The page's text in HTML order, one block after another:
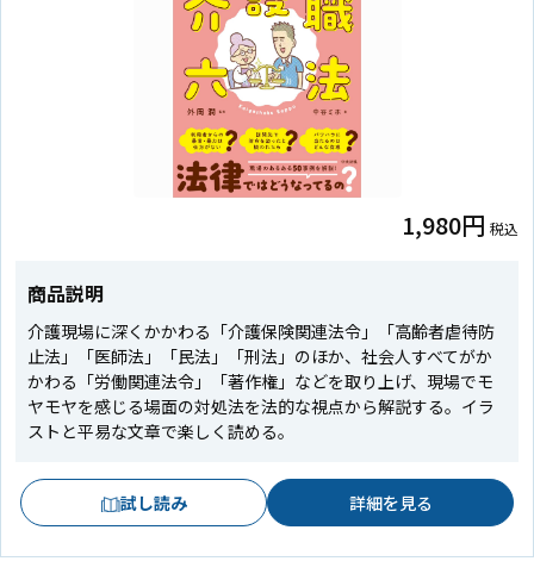
1,980円 税込
商品説明
介護現場に深くかかわる「介護保険関連法令」「高齢者虐待防
止法」「医師法」「民法」「刑法」のほか、社会人すべてがか
かわる「労働関連法令」「著作権」などを取り上げ、現場でモ
ヤモヤを感じる場面の対処法を法的な視点から解説する。イラ
ストと平易な文章で楽しく読める。
試し読み 詳細を見る